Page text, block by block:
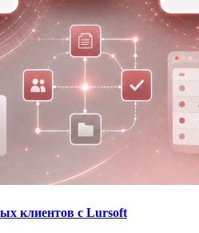
клиентов с Lursoft